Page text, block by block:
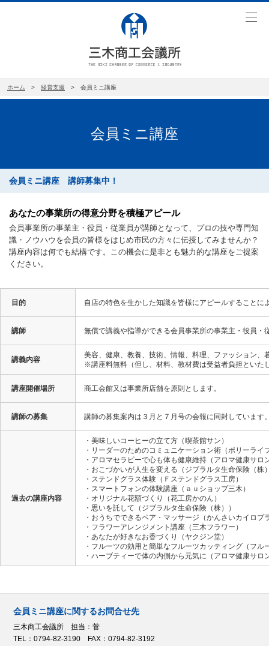
ホーム > 経営支援 > 会員ミニ講座
会員ミニ講座
会員ミニ講座 講師募集中！
あなたの事業所の得意分野を積極アピール
会員事業所の事業主・役員・従業員が講師となって、プロの技や専門知
識・ノウハウを会員の皆様をはじめ市民の方々に伝授してみませんか？
講座内容は何でも結構です。この機会に是非とも魅力的な講座をご提案
ください。
目的 自店の特色を生かした知識を皆様にアピールすること
講師 無償で講義や指導ができる会員事業所の事業主・役員・
講義内容
美容、健康、教養、技術、情報、料理、ファッション
※講座料無料（但し、材料、教材費は受益者負担といた
講座開催場所 商工会館又は事業所店舗を原則とします。
講師の募集 講師の募集案内は３月と７月号の会報に同封しています
過去の講座内容
・美味しいコーヒーの立て方（喫茶館サン）
・リーダーのためのコミュニケーション術（ポリーライ
・アロマセラピーで心も体も健康維持（アロマ健康サロ
・おこづかいが人生を変える（ジブラルタ生命保険（株
・ステンドグラス体験（Ｆステンドグラス工房）
・スマートフォンの体験講座（ａｕショップ三木）
・オリジナル花額づくり（花工房かのん）
・思いを託して（ジブラルタ生命保険（株））
・おうちでできるペア・マッサージ（かんさいカイロプ
・フラワーアレンジメント講座（三木フラワー）
・あなたが好きなお香づくり（ヤクジン堂）
・フルーツの効用と簡単なフルーツカッティング（フル
・ハーブティーで体の内側から元気に（アロマ健康サロ
会員ミニ講座に関するお問合せ先
三木商工会議所 担当：菅
TEL：0794-82-3190 FAX：0794-82-3192